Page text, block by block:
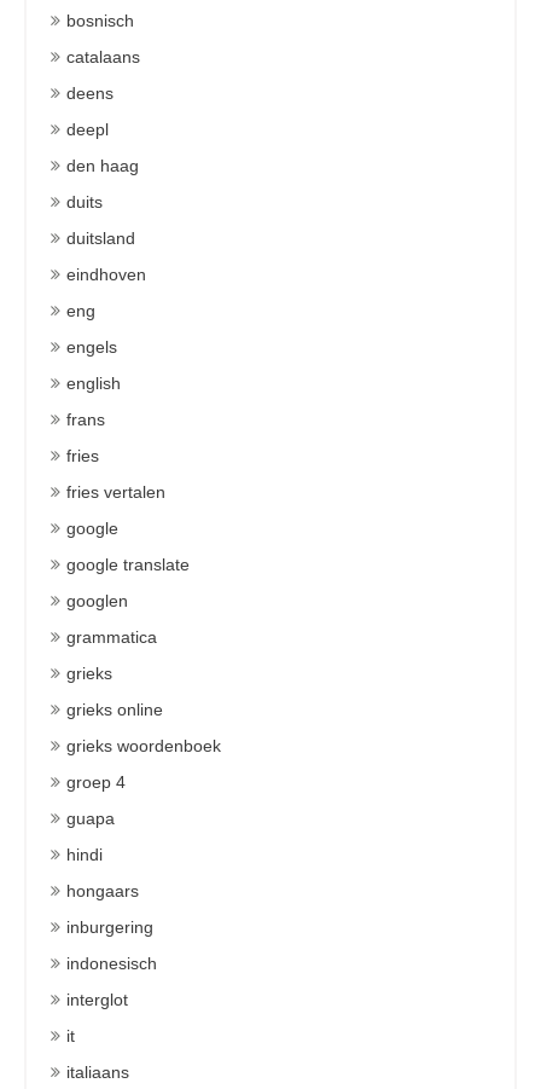
bosnisch
catalaans
deens
deepl
den haag
duits
duitsland
eindhoven
eng
engels
english
frans
fries
fries vertalen
google
google translate
googlen
grammatica
grieks
grieks online
grieks woordenboek
groep 4
guapa
hindi
hongaars
inburgering
indonesisch
interglot
it
italiaans